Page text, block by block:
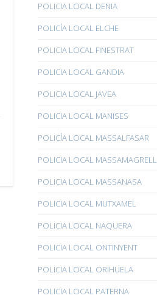
POLICIA LOCAL DENIA
POLICÍA LOCAL ELCHE
POLICIA LOCAL FINESTRAT
POLICIA LOCAL GANDIA
POLICIA LOCAL JAVEA
POLICIA LOCAL MANISES
POLICÍA LOCAL MASSALFASAR
POLICIA LOCAL MASSAMAGRELL
POLICIA LOCAL MASSANASA
POLICIA LOCAL MUTXAMEL
POLICIA LOCAL NAQUERA
POLICIA LOCAL ONTINYENT
POLICIA LOCAL ORIHUELA
POLICIA LOCAL PATERNA